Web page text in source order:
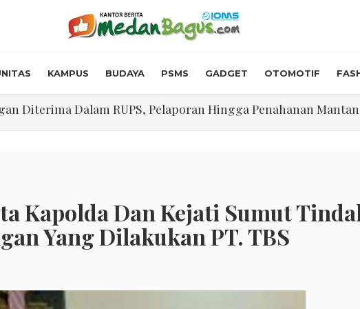
KAMPUS BUDAYA PSMS GADGET OTOMOTIF
Diterima Dalam RUPS, Pelaporan Hingga Penahanan Mantan
$5.200 Per Ons, IHSG Dibuka Di Zona Hijau
"Hidroponik Green Recovery" bagi Eks-Penyalahguna
Kapolda Dan Kejati Sumut
Yang Dilakukan PT. TBS